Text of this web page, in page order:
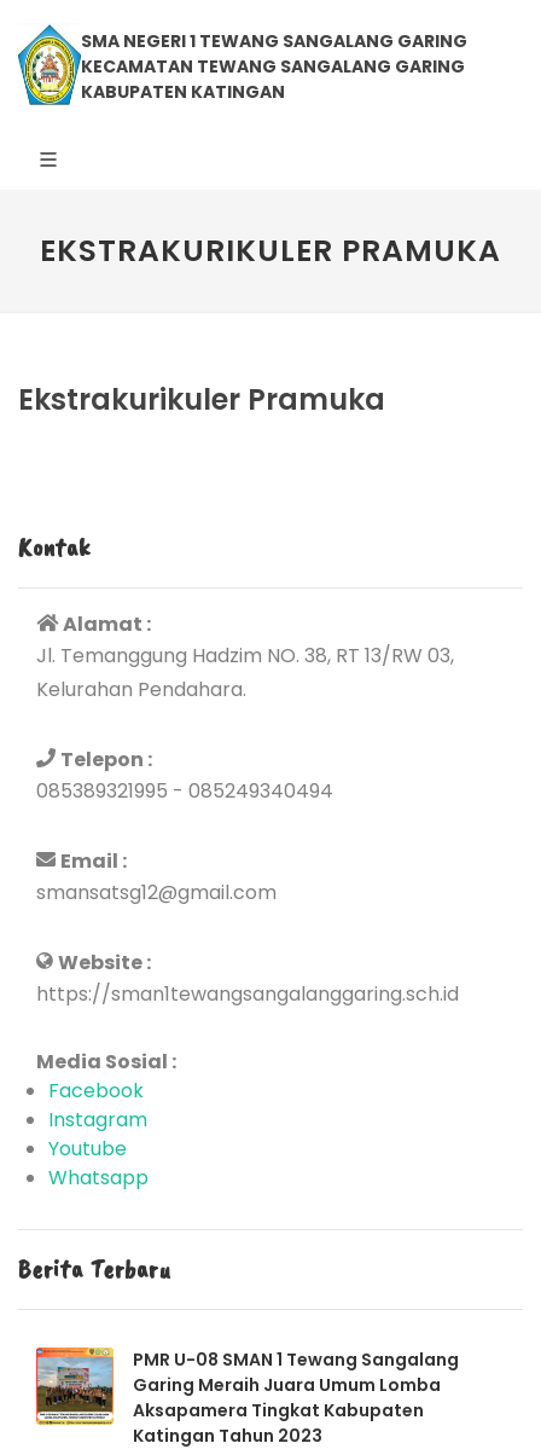
SMA NEGERI 1 TEWANG SANGALANG GARING
KECAMATAN TEWANG SANGALANG GARING
KABUPATEN KATINGAN
EKSTRAKURIKULER PRAMUKA
Kontak
Alamat :
Jl. Temanggung Hadzim NO. 38, RT 13/RW 03,
Kelurahan Pendahara.
Telepon :
085389321995 - 085249340494
Email :
smansatsg12@gmail.com
Website :
https://sman1tewangsangalanggaring.sch.id
Media Sosial :
Facebook
Instagram
Youtube
Whatsapp
Berita Terbaru
PMR U-08 SMAN 1 Tewang Sangalang
Garing Meraih Juara Umum Lomba
Aksapamera Tingkat Kabupaten
Katingan Tahun 2023
Ekstrakurikuler Pramuka